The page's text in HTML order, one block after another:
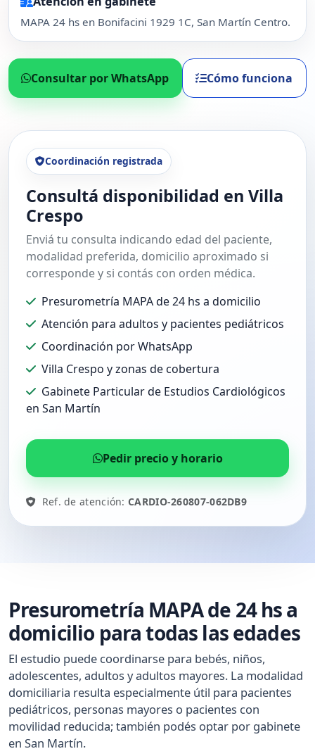
MAPA 24 hs en Bonifacini 1929 1C, San Martín Centro.
Consultar por WhatsApp Cómo funciona
Coordinación registrada
Consultá disponibilidad en Villa
Crespo
Enviá tu consulta indicando edad del paciente,
modalidad preferida, domicilio aproximado si
corresponde y si contás con orden médica.
Presurometría MAPA de 24 hs a domicilio
Atención para adultos y pacientes pediátricos
Coordinación por WhatsApp
Villa Crespo y zonas de cobertura
Gabinete Particular de Estudios Cardiológicos
en San Martín
Pedir precio y horario
Ref. de atención:CARDIO-260807-062DB9
Presurometría MAPA de 24 hs a
domicilio para todas las edades
El estudio puede coordinarse para bebés, niños,
adolescentes, adultos y adultos mayores. La modalidad
domiciliaria resulta especialmente útil para pacientes
pediátricos, personas mayores o pacientes con
movilidad reducida; también podés optar por gabinete
en San Martín.